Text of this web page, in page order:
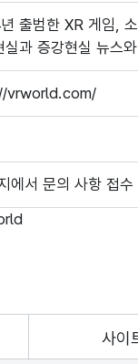
출범한 XR 게임,
실과 증강현실 뉴스
vrworld.com/
에서 문의 사항 접수
사이